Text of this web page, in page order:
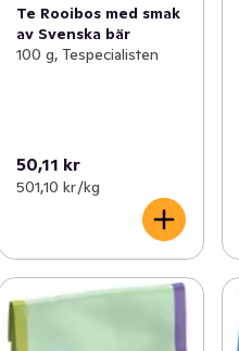
Te Rooibos med smak
av Svenska bär
100 g, Tespecialisten
50,11 kr
501,10 kr /kg